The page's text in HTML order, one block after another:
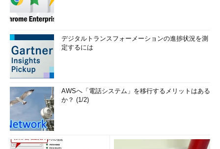
デジタルトランスフォーメーションの進捗状況を測
定するには
AWSへ「電話システム」を移行するメリットはある
か？ (1/2)